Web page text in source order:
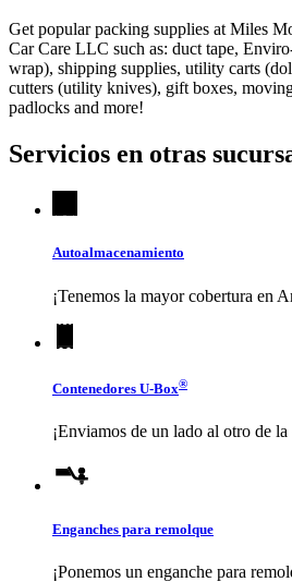
Get popular packing supplies at Miles
Car Care LLC such as: duct tape,
wrap), shipping supplies, utility carts
cutters (utility knives), gift boxes,
padlocks and more!
Servicios en otras
Autoalmacenamiento
¡Tenemos la mayor cobertura en
Contenedores U-Box®
¡Enviamos de un lado al otro de
Enganches para remolque
¡Ponemos un enganche para